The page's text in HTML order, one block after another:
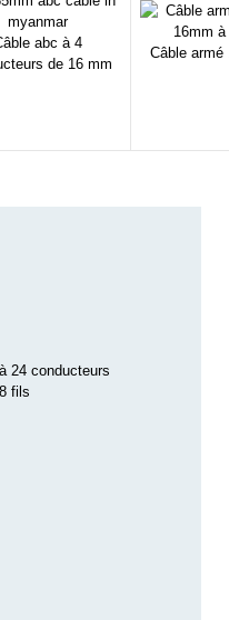
abc à 4
de 16 mm
Câble armé
24 conducteurs
fils